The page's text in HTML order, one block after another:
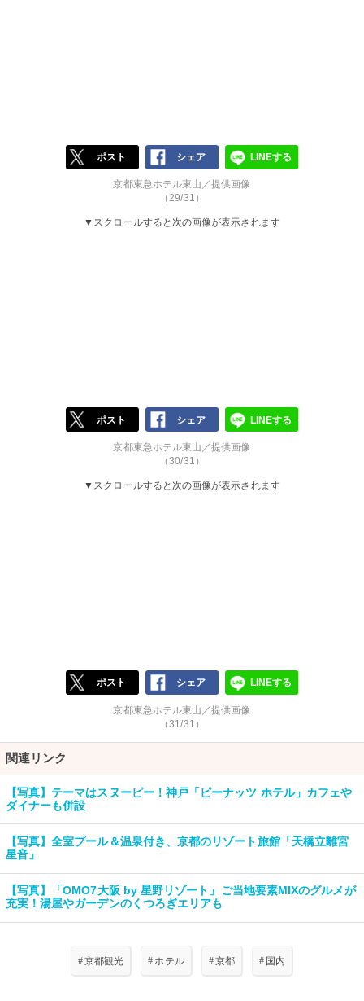
ポスト シェア LINEする
京都東急ホテル東山／提供画像
（29/31）
▼スクロールすると次の画像が表示されます
ポスト シェア LINEする
京都東急ホテル東山／提供画像
（30/31）
▼スクロールすると次の画像が表示されます
ポスト シェア LINEする
京都東急ホテル東山／提供画像
（31/31）
関連リンク
【写真】テーマはスヌーピー！神戸「ピーナッツ ホテル」カフェや
ダイナーも併設
【写真】全室プール＆温泉付き、京都のリゾート旅館「天橋立離宮
星音」
【写真】「OMO7大阪 by 星野リゾート」ご当地要素MIXのグルメが
充実！湯屋やガーデンのくつろぎエリアも
#京都観光 # ホテル #京都 # 国内